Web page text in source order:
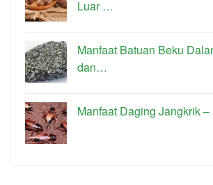
Luar …
Manfaat Batuan Beku
dan…
Manfaat Daging Jangkrik